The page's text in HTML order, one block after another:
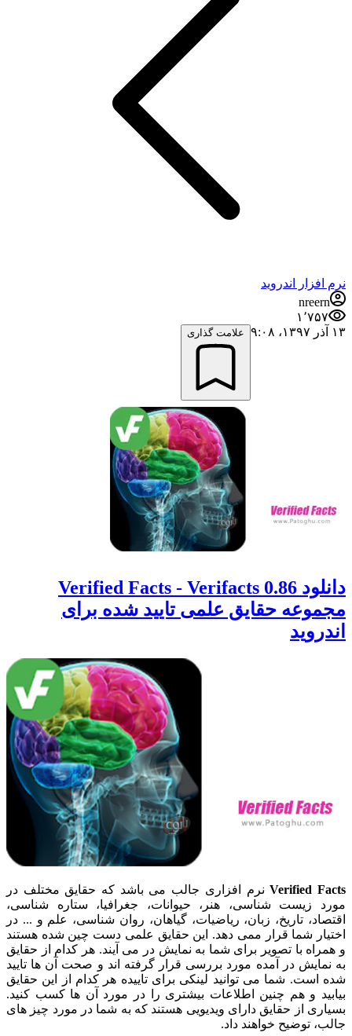
نرم افزار اندروید
nreern
۱٬۷۵۷
۱۳ آذر ۱۳۹۷،‏ ۹:۰۸
علامت گذاری
دانلود 0.86 Verified Facts - Verifacts
مجموعه حقایق علمی تایید شده برای
اندروید
Verified Factsنرم افزاری جالب می باشد که حقایق مختلف در
مورد زیست شناسی، هنر، حیوانات، جغرافیا، ستاره شناسی،
اقتصاد، تاریخ، زبان، ریاضیات، گیاهان، روان شناسی، علم و ... در
اختیار شما قرار ممی دهد. این حقایق علمی دست چین شده هستند
و همراه با تصویر برای شما به نمایش در می آیند. هر کدام از حقایق
به نمایش در آمده مورد بررسی قرار گرفته اند و صحت آن ها تایید
شده است. شما می توانید لینکی برای تاییده هر کدام از این حقایق
بیابید و هم چنین اطلاعات بیشتری را در مورد آن ها کسب کنید.
بسیاری از حقایق دارای ویدیویی هستند که به شما در مورد چیز های
جالب، توضیح خواهند داد.